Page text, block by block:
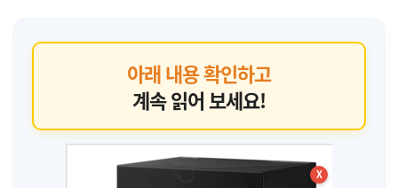
아래 내용 확인하고
계속 읽어 보세요!
X